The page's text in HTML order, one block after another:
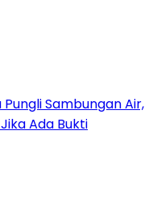
Sambungan Air,
Ada Bukti